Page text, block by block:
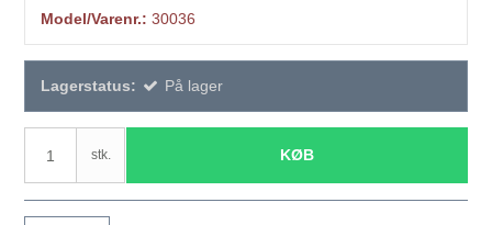
Model/Varenr.: 30036
Lagerstatus: På lager
stk. KØB